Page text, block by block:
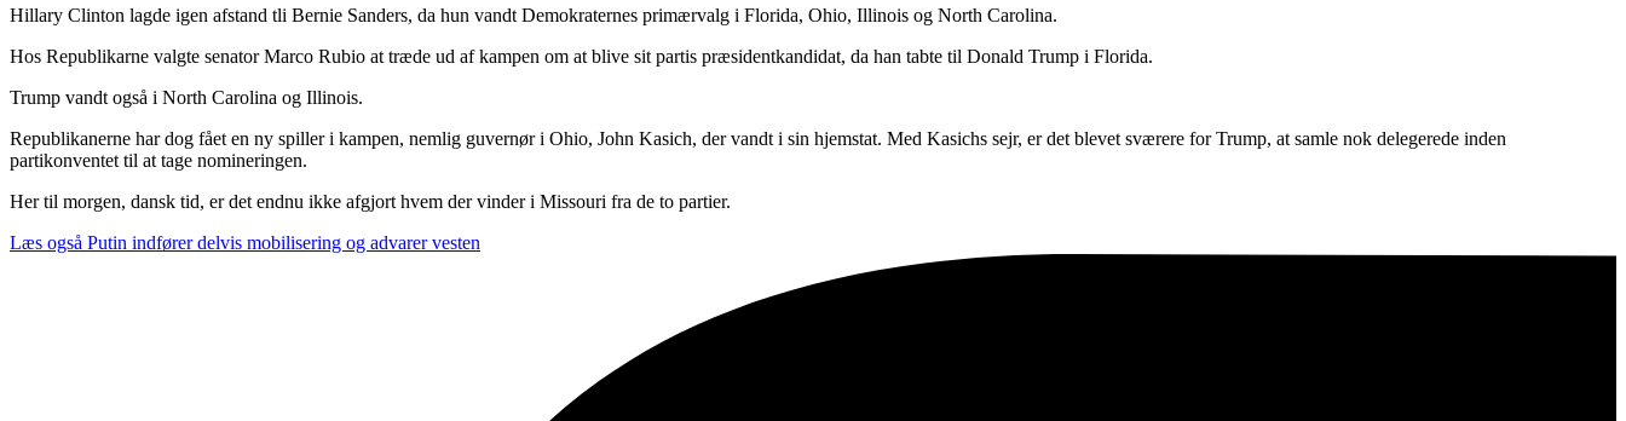
Hillary Clinton lagde igen afstand tli Bernie Sanders, da hun vandt Demokraternes primærvalg i Florida, Ohio, Illinois og North Carolina.
Hos Republikarne valgte senator Marco Rubio at træde ud af kampen om at blive sit partis præsidentkandidat, da han tabte til Donald Trump i Florida.
Trump vandt også i North Carolina og Illinois.
Republikanerne har dog fået en ny spiller i kampen, nemlig guvernør i Ohio, John Kasich, der vandt i sin hjemstat. Med Kasichs sejr, er det blevet sværere for Trump, at samle nok delegerede inden
partikonventet til at tage nomineringen.
Her til morgen, dansk tid, er det endnu ikke afgjort hvem der vinder i Missouri fra de to partier.
Læs også Putin indfører delvis mobilisering og advarer vesten